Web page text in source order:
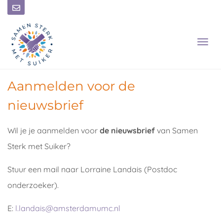
T
Aanmelden voor de
nieuwsbrief
Wil je je aanmelden voor de nieuwsbrief van Samen
Sterk met Suiker?
Stuur een mail naar Lorraine Landais (Postdoc
onderzoeker).
E: l.landais@amsterdamumc.nl